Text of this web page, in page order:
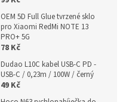
OEM 5D Full Glue tvrzené sklo
pro Xiaomi RedMi NOTE 13
PRO+ 5G
78 Kč
Dudao L10C kabel USB-C PD -
USB-C / 0,23m / 100W / černý
49 Kč